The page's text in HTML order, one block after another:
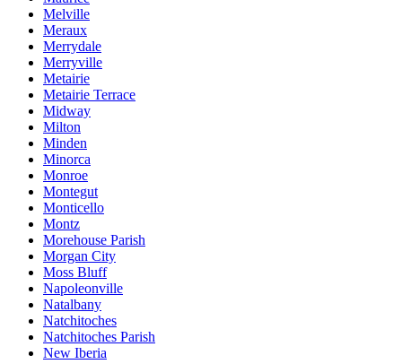
Melville
Meraux
Merrydale
Merryville
Metairie
Metairie Terrace
Midway
Milton
Minden
Minorca
Monroe
Montegut
Monticello
Montz
Morehouse Parish
Morgan City
Moss Bluff
Napoleonville
Natalbany
Natchitoches
Natchitoches Parish
New Iberia